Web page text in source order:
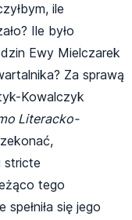
ile
Ile było
Ewy Mielczarek
Za sprawą
Kowalczyk
Literacko-
stricte
tego
się jego